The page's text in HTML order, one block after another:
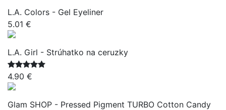
L.A. Colors - Gel Eyeliner
5.01 €
L.A. Girl - Strúhatko na ceruzky
4.90 €
Glam SHOP - Pressed Pigment TURBO Cotton Candy